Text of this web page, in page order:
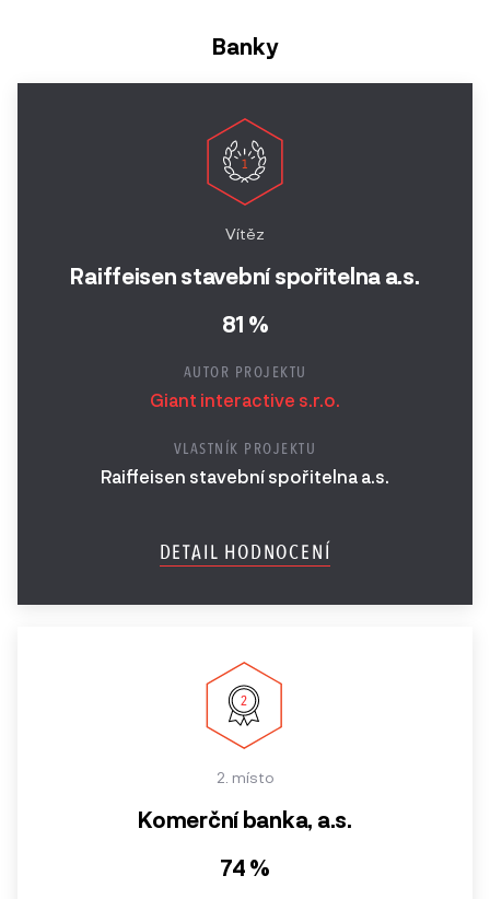
Banky
Vítěz
Raiffeisen stavební spořitelna a.s.
81 %
AUTOR PROJEKTU
Giant interactive s.r.o.
VLASTNÍK PROJEKTU
Raiffeisen stavební spořitelna a.s.
DETAIL HODNOCENÍ
2. místo
Komerční banka, a.s.
74 %